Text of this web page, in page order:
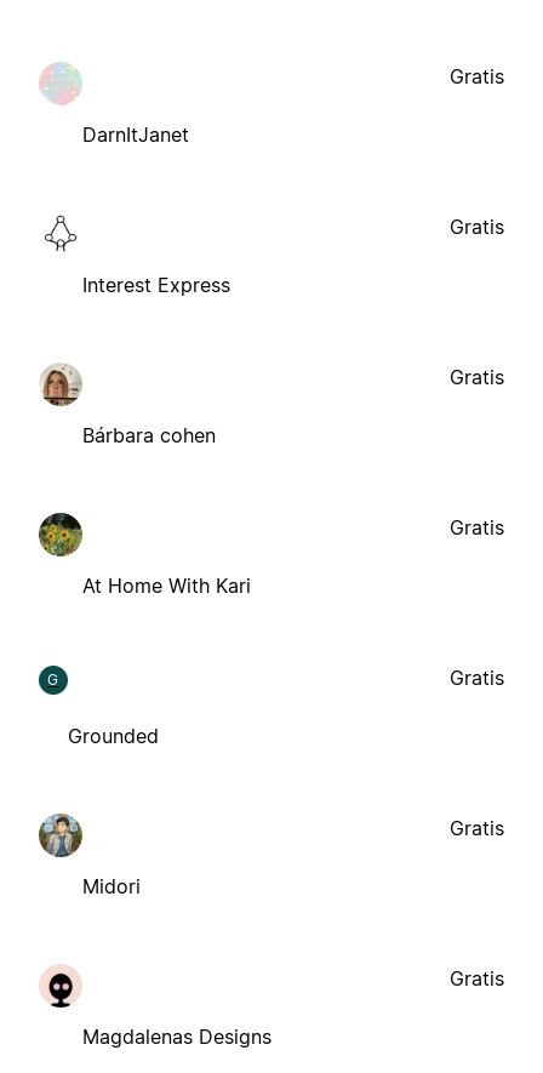
DarnItJanet
Gratis
Interest Express
Gratis
Bárbara cohen
Gratis
At Home With Kari
Gratis
G
Grounded
Gratis
Midori
Gratis
Magdalenas Designs
Gratis